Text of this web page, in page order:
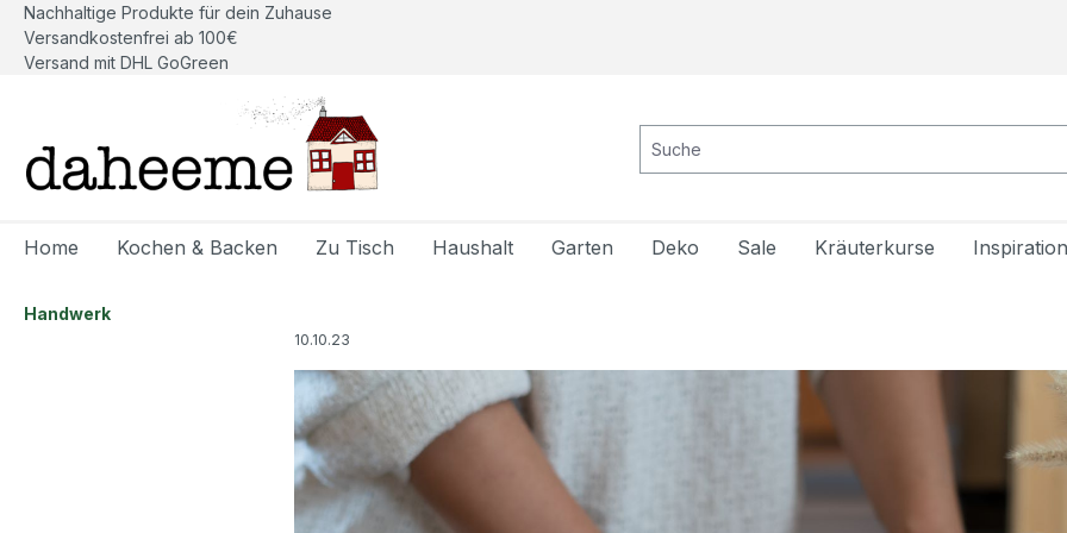
Zur Hauptnavigation springen
Nachhaltige Produkte für dein Zuhause
Versandkostenfrei ab 100€
Versand mit DHL GoGreen
Home Kochen & Backen Zu Tisch Haushalt Garten Deko Sale Kräuterkurse Inspiration
Handwerk
10.10.23